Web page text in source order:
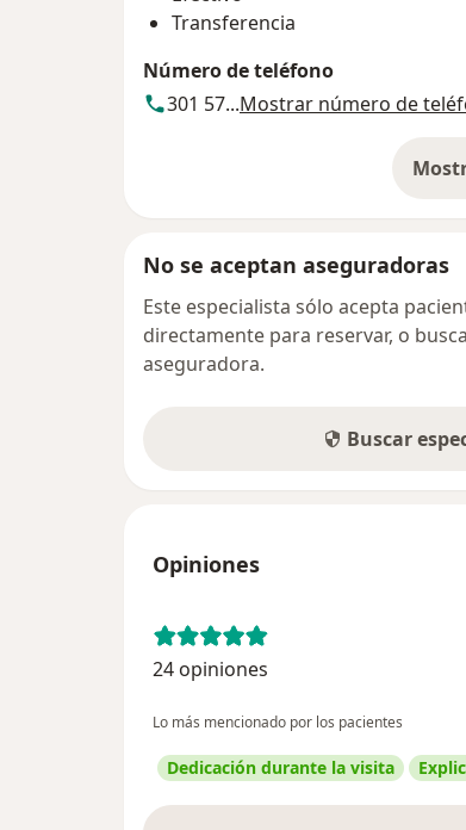
Transferencia
Número de teléfono
301 57...Mostrar número de
No se aceptan aseguradoras
Este especialista sólo acepta
directamente para reservar, o
aseguradora.
Buscar
Opiniones
24 opiniones
Lo más mencionado por los pacientes
Dedicación durante la visita